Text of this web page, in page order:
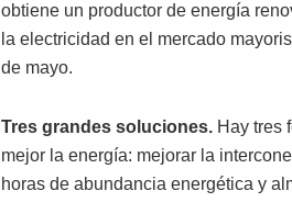
obtiene un productor de energía
la electricidad en el mercado
de mayo.
Tres grandes soluciones. Hay tres
mejor la energía: mejorar la
horas de abundancia energética y